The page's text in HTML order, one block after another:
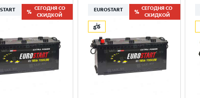
СЕГОДНЯ СО
СКИДКОЙ
EUROSTART
СЕГОДНЯ СО
СКИДКОЙ
Выберите ваш город